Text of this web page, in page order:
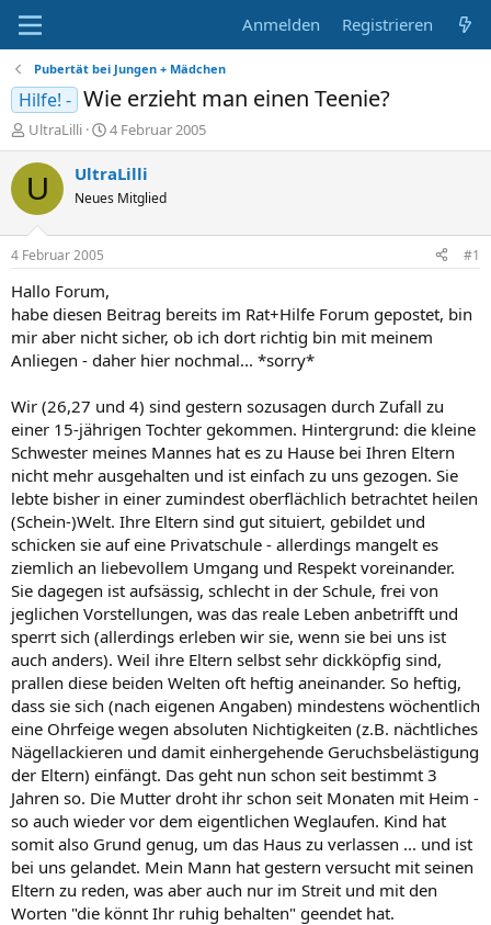
Anmelden Registrieren
Pubertät bei Jungen + Mädchen
Hilfe! - Wie erzieht man einen Teenie?
E
r
s
l
e
r
UltraLilli
E
r
s
e
t
m
4 Februar 2005
U UltraLilli
Neues Mitglied
4 Februar 2005 #1
Hallo Forum,
habe diesen Beitrag bereits im Rat+Hilfe Forum gepostet, bin
mir aber nicht sicher, ob ich dort richtig bin mit meinem
Anliegen - daher hier nochmal... *sorry*
Wir (26,27 und 4) sind gestern sozusagen durch Zufall zu
einer 15-jährigen Tochter gekommen. Hintergrund: die kleine
Schwester meines Mannes hat es zu Hause bei Ihren Eltern
nicht mehr ausgehalten und ist einfach zu uns gezogen. Sie
lebte bisher in einer zumindest oberflächlich betrachtet heilen
(Schein-)Welt. Ihre Eltern sind gut situiert, gebildet und
schicken sie auf eine Privatschule - allerdings mangelt es
ziemlich an liebevollem Umgang und Respekt voreinander.
Sie dagegen ist aufsässig, schlecht in der Schule, frei von
jeglichen Vorstellungen, was das reale Leben anbetrifft und
sperrt sich (allerdings erleben wir sie, wenn sie bei uns ist
auch anders). Weil ihre Eltern selbst sehr dickköpfig sind,
prallen diese beiden Welten oft heftig aneinander. So heftig,
dass sie sich (nach eigenen Angaben) mindestens wöchentlich
eine Ohrfeige wegen absoluten Nichtigkeiten (z.B. nächtliches
Nägellackieren und damit einhergehende Geruchsbelästigung
der Eltern) einfängt. Das geht nun schon seit bestimmt 3
Jahren so. Die Mutter droht ihr schon seit Monaten mit Heim -
so auch wieder vor dem eigentlichen Weglaufen. Kind hat
somit also Grund genug, um das Haus zu verlassen ... und ist
bei uns gelandet. Mein Mann hat gestern versucht mit seinen
Eltern zu reden, was aber auch nur im Streit und mit den
Worten "die könnt Ihr ruhig behalten" geendet hat.